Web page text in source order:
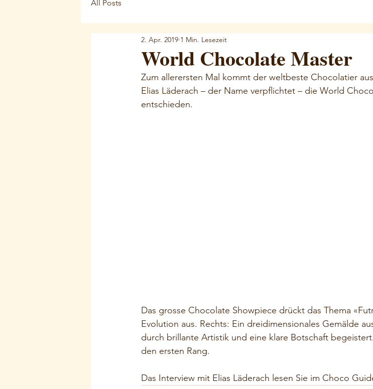
All Posts
World Chocolate Master
2. Apr. 2019 1 Min. Lesezeit
Zum allerersten Mal kommt der weltbeste Chocolatier
Elias Läderach – der Name verpflichtet – die World
entschieden.
Das grosse Chocolate Showpiece drückt das Thema
Evolution aus. Rechts: Ein dreidimensionales Gemälde
durch brillante Artistik und eine klare Botschaft
den ersten Rang.
Das Interview mit Elias Läderach lesen Sie im Choco